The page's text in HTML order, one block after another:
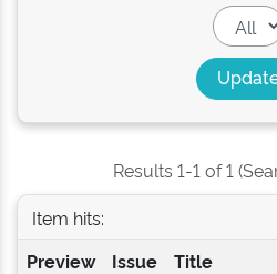
Results 1-1 of 1
Item hits:
Preview
Issue
Title